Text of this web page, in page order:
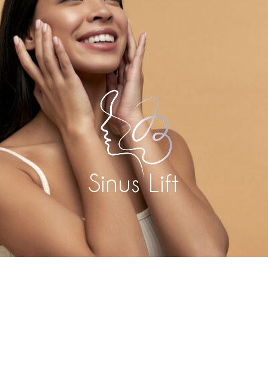
Sinus Lift